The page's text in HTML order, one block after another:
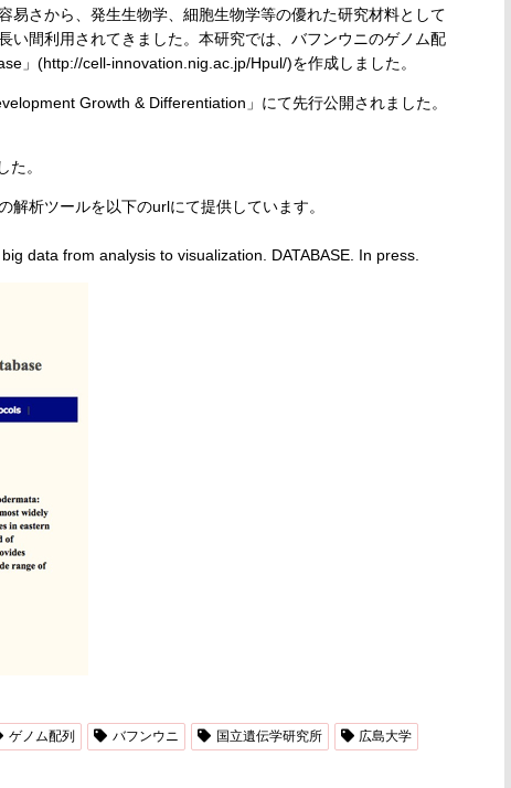
さから、発生生物学、細胞生物学等の優れた研究材料として
い間利用されてきました。本研究では、バフンウニのゲノム配
」(http://cell-innovation.nig.ac.jp/Hpul/)を作成しました。
Growth & Differentiation」にて先行公開されました。
。
析ツールを以下のurlにて提供しています。
data from analysis to visualization. DATABASE. In press.
ゲノム配列 バフンウニ 国立遺伝学研究所
広島大学